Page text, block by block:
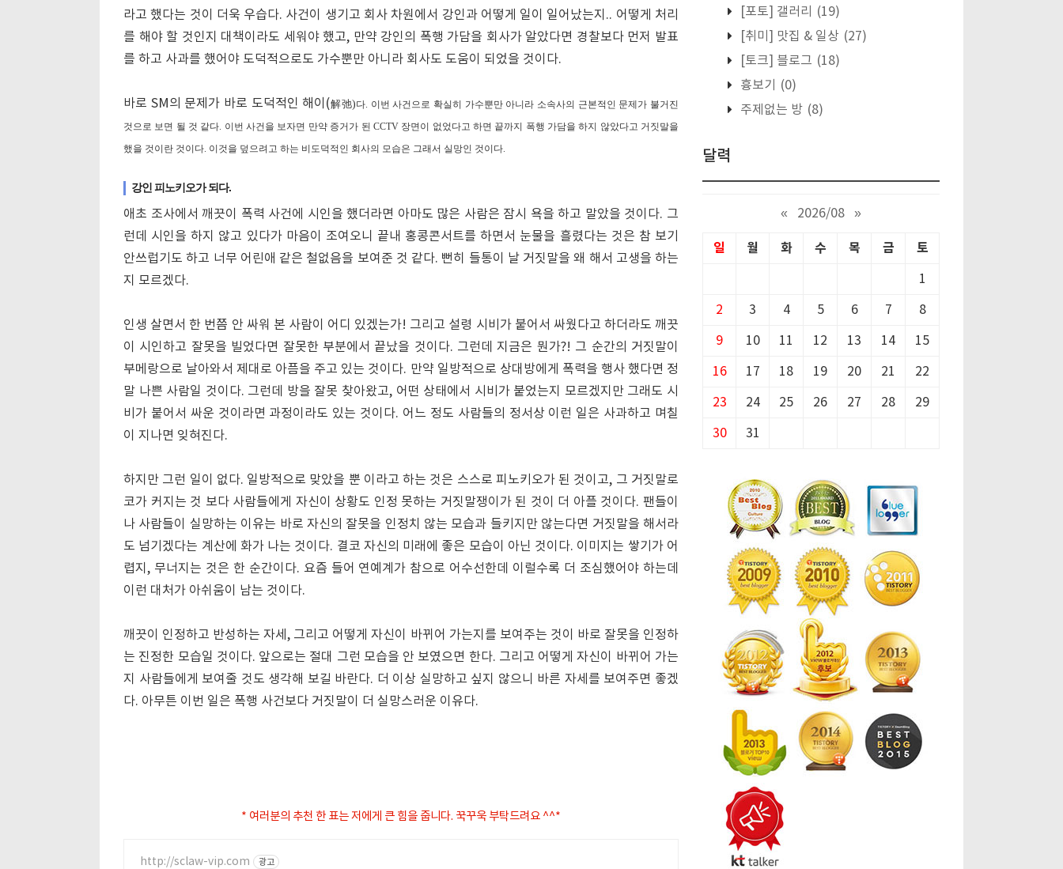
라고 했다는 것이 더욱 우습다. 사건이 생기고 회사 차원에서 강인과 어떻게 일이 일어났는지.. 어떻게 처리
를 해야 할 것인지 대책이라도 세워야 했고, 만약 강인의 폭행 가담을 회사가 알았다면 경찰보다 먼저 발표
를 하고 사과를 했어야 도덕적으로도 가수뿐만 아니라 회사도 도움이 되었을 것이다.
바로 SM의 문제가 바로 도덕적인 해이(解弛)다. 이번 사건으로 확실히 가수뿐만 아니라 소속사의 근본적인 문제가 불거진
것으로 보면 될 것 같다. 이번 사건을 보자면 만약 증거가 된 CCTV 장면이 없었다고 하면 끝까지 폭행 가담을 하지 않았다고 거짓말을
했을 것이란 것이다. 이것을 덮으려고 하는 비도덕적인 회사의 모습은 그래서 실망인 것이다.
강인 피노키오가 되다.
애초 조사에서 깨끗이 폭력 사건에 시인을 했더라면 아마도 많은 사람은 잠시 욕을 하고 말았을 것이다. 그
런데 시인을 하지 않고 있다가 마음이 조여오니 끝내 홍콩콘서트를 하면서 눈물을 흘렸다는 것은 참 보기
안쓰럽기도 하고 너무 어린애 같은 철없음을 보여준 것 같다. 뻔히 들통이 날 거짓말을 왜 해서 고생을 하는
지 모르겠다.
인생 살면서 한 번쯤 안 싸워 본 사람이 어디 있겠는가! 그리고 설령 시비가 붙어서 싸웠다고 하더라도 깨끗
이 시인하고 잘못을 빌었다면 잘못한 부분에서 끝났을 것이다. 그런데 지금은 뭔가?! 그 순간의 거짓말이
부메랑으로 날아와서 제대로 아픔을 주고 있는 것이다. 만약 일방적으로 상대방에게 폭력을 행사 했다면 정
말 나쁜 사람일 것이다. 그런데 방을 잘못 찾아왔고, 어떤 상태에서 시비가 붙었는지 모르겠지만 그래도 시
비가 붙어서 싸운 것이라면 과정이라도 있는 것이다. 어느 정도 사람들의 정서상 이런 일은 사과하고 며칠
이 지나면 잊혀진다.
하지만 그런 일이 없다. 일방적으로 맞았을 뿐 이라고 하는 것은 스스로 피노키오가 된 것이고, 그 거짓말로
코가 커지는 것 보다 사람들에게 자신이 상황도 인정 못하는 거짓말쟁이가 된 것이 더 아플 것이다. 팬들이
나 사람들이 실망하는 이유는 바로 자신의 잘못을 인정치 않는 모습과 들키지만 않는다면 거짓말을 해서라
도 넘기겠다는 계산에 화가 나는 것이다. 결코 자신의 미래에 좋은 모습이 아닌 것이다. 이미지는 쌓기가 어
렵지, 무너지는 것은 한 순간이다. 요즘 들어 연예계가 참으로 어수선한데 이럴수록 더 조심했어야 하는데
이런 대처가 아쉬움이 남는 것이다.
깨끗이 인정하고 반성하는 자세, 그리고 어떻게 자신이 바뀌어 가는지를 보여주는 것이 바로 잘못을 인정하
는 진정한 모습일 것이다. 앞으로는 절대 그런 모습을 안 보였으면 한다. 그리고 어떻게 자신이 바뀌어 가는
지 사람들에게 보여줄 것도 생각해 보길 바란다. 더 이상 실망하고 싶지 않으니 바른 자세를 보여주면 좋겠
다. 아무튼 이번 일은 폭행 사건보다 거짓말이 더 실망스러운 이유다.
* 여러분의 추천 한 표는 저에게 큰 힘을 줍니다. 꾹꾸욱 부탁드려요 ^^*
http://sclaw-vip.com 광고
[포토] 갤러리
(19)
[취미] 맛집 & 일상 (27)
[토크] 블로그 (18)
흉보기
(0)
주제없는 방 (8)
달력
« 2026/08 »
일 월 화 수 목 금 토
1
2 3 4 5 6 7 8
9 10 11 12 13 14 15
16 17 18 19 20 21 22
23 24 25 26 27 28 29
30 31